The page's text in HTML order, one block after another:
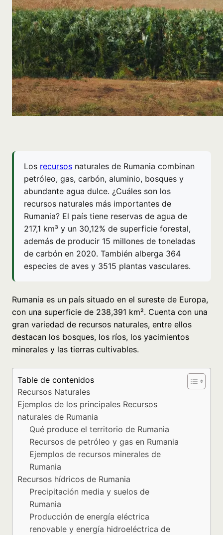
Los recursos naturales de Rumania combinan
petróleo, gas, carbón, aluminio, bosques y
abundante agua dulce. ¿Cuáles son los
recursos naturales más importantes de
Rumania? El país tiene reservas de agua de
217,1 km³ y un 30,12% de superficie forestal,
además de producir 15 millones de toneladas
de carbón en 2020. También alberga 364
especies de aves y 3515 plantas vasculares.
Rumania es un país situado en el sureste de Europa,
con una superficie de 238,391 km². Cuenta con una
gran variedad de recursos naturales, entre ellos
destacan los bosques, los ríos, los yacimientos
minerales y las tierras cultivables.
Table de contenidos
Recursos Naturales
Ejemplos de los principales Recursos
naturales de Rumania
Qué produce el territorio de Rumania
Recursos de petróleo y gas en Rumania
Ejemplos de recursos minerales de
Rumania
Recursos hídricos de Rumania
Precipitación media y suelos de
Rumania
Producción de energía eléctrica
renovable y energía hidroeléctrica de